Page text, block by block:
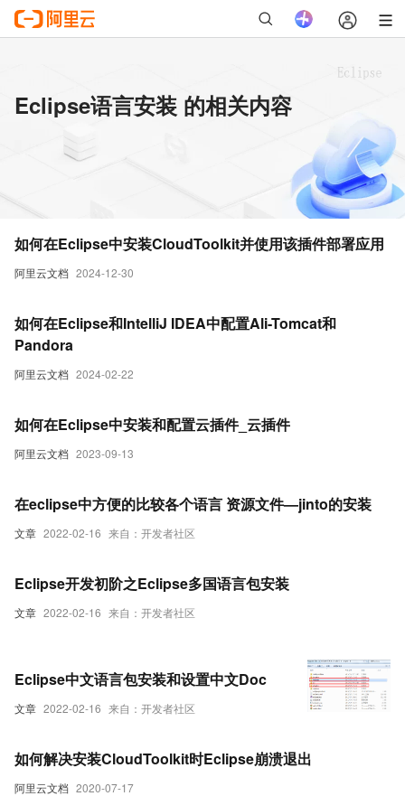
Eclipse语言安装 的相关内容
阿里云文档 2024-12-30
如何在Eclipse中安装CloudToolkit并使用该插件部署应用
阿里云文档 2024-02-22
如何在Eclipse和IntelliJ IDEA中配置Ali-Tomcat和
Pandora
阿里云文档 2023-09-13
如何在Eclipse中安装和配置云插件_云插件
文章 2022-02-16 来自：开发者社区
在eclipse中方便的比较各个语言 资源文件—jinto的安装
文章 2022-02-16 来自：开发者社区
Eclipse开发初阶之Eclipse多国语言包安装
文章 2022-02-16 来自：开发者社区
Eclipse中文语言包安装和设置中文Doc
阿里云文档 2020-07-17
如何解决安装CloudToolkit时Eclipse崩溃退出